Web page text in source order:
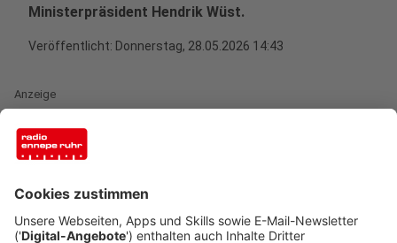
Ministerpräsident Hendrik Wüst.
Veröffentlicht: Donnerstag, 28.05.2026 14:43
Anzeige
Tuscheln in Berlin
Anzeige